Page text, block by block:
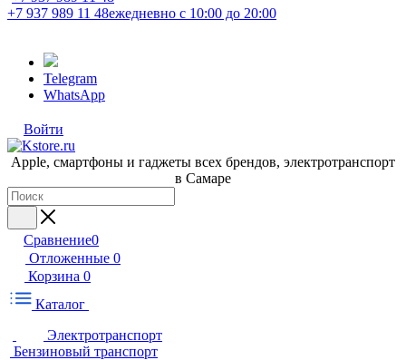
+7 937 989 11 48ежедневно с 10:00 до 20:00
Telegram
WhatsApp
Войти
Apple, cмартфоны и гаджеты всех брендов, электротранспорт
в Самаре
Сравнение0
Отложенные 0
Корзина 0
Каталог
Электротранспорт
Бензиновый транспорт